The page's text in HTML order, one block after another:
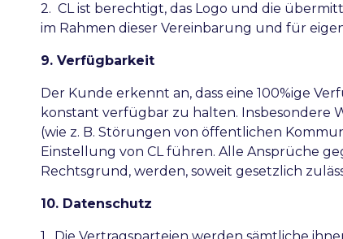
2. CL ist berechtigt, das Logo und die
im Rahmen dieser Vereinbarung und für
9. Verfügbarkeit
Der Kunde erkennt an, dass eine 100%ige
konstant verfügbar zu halten. Insbesondere
(wie z. B. Störungen von öffentlichen
Einstellung von CL führen. Alle Ansprüche
Rechtsgrund, werden, soweit gesetzlich
10. Datenschutz